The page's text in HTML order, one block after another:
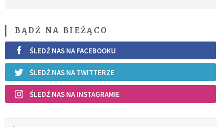
BĄDŹ NA BIEŻĄCO
ŚLEDŹ NAS NA FACEBOOKU
ŚLEDŹ NAS NA TWITTERZE
ŚLEDŹ NAS NA INSTAGRAMIE